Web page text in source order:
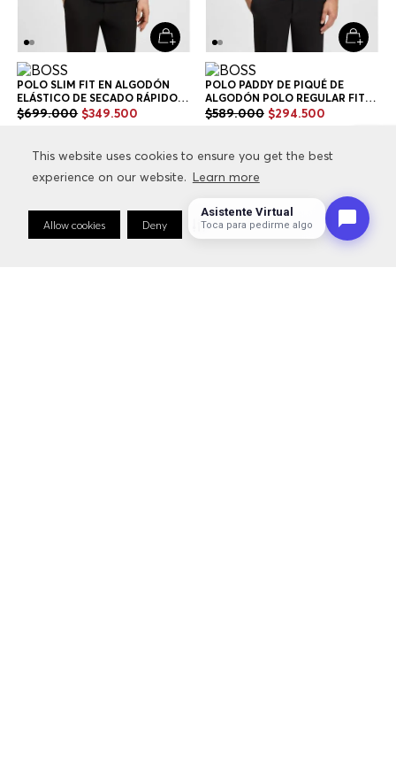
This website uses cookies to ensure you get the best
experience on our website. Learn more
Allow cookies Deny Cookie Preferences
This website uses cookies to ensure you get the best
experience on our website. Learn more
Allow cookies Deny Cookie Preferences
POLO SLIM FIT EN ALGODÓN
ELÁSTICO DE SECADO RÁPIDO
POLO SLIM FIT HOMBRE
$699.000 $349.500
+2 Colores
POLO PADDY DE PIQUÉ DE
ALGODÓN POLO REGULAR FIT
HOMBRE
$589.000 $294.500
+6 Colores
Asistente Virtual
Toca para pedirme algo